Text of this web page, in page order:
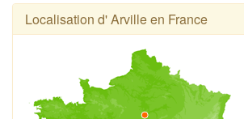
Localisation d' Arville en France